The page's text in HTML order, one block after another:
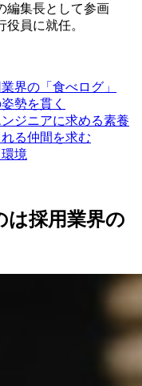
編集長として参画
役員に就任。
界の「食べログ」
勢を貫く
ジニアに求める素養
る仲間を求む
境
は採用業界の